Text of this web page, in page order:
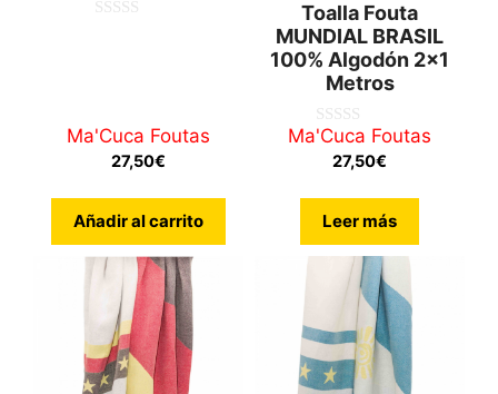
Ma'Cuca Foutas
27,50€
Añadir al carrito
Toalla Fouta
MUNDIAL BRASIL
100% Algodón 2×1
Metros
0
Ma'Cuca Foutas
27,50€
Leer más